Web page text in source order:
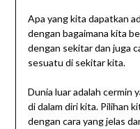
Apa yang kita dapatkan
dengan bagaimana kita
dengan sekitar dan juga
sesuatu di sekitar kita.
Dunia luar adalah cermin
di dalam diri kita. Pilihan
dengan cara yang jelas